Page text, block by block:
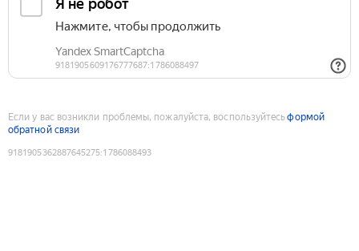
Если у вас возникли проблемы, пожалуйста, воспользуйтесьформой
обратной связи
9181905362887645275:1786088493